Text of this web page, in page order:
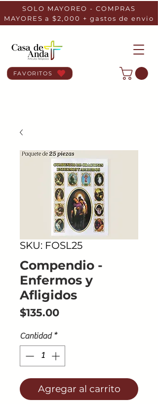
SOLO MAYOREO - COMPRAS
MAYORES a $2,000 + gastos de envio
FAVORITOS
SKU: FOSL25
Compendio -
Enfermos y
Afligidos
$135.00Precio
Cantidad *
Agregar al carrito